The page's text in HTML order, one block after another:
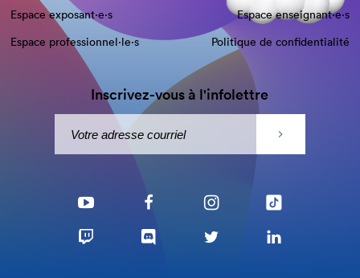
Espace exposant·e⋅s
Espace enseignant·e⋅s
Espace professionnel·le⋅s
Politique de confidentialité
Inscrivez-vous à l'infolettre